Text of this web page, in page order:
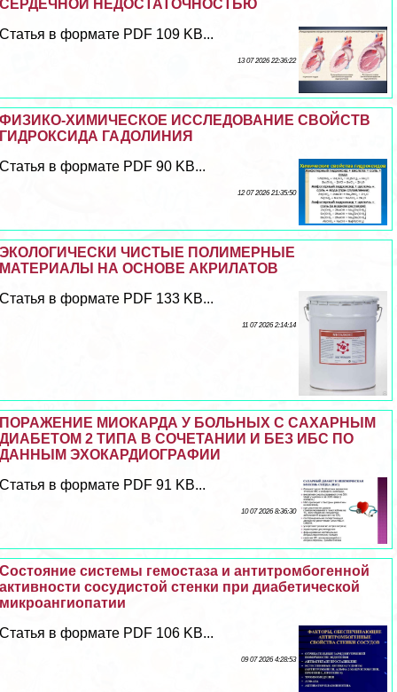
СЕРДЕЧНОЙ НЕДОСТАТОЧНОСТЬЮ
Статья в формате PDF 109 KB...
13 07 2026 22:36:22
ФИЗИКО-ХИМИЧЕСКОЕ ИССЛЕДОВАНИЕ СВОЙСТВ
ГИДРОКСИДА ГАДОЛИНИЯ
Статья в формате PDF 90 KB...
12 07 2026 21:35:50
ЭКОЛОГИЧЕСКИ ЧИСТЫЕ ПОЛИМЕРНЫЕ
МАТЕРИАЛЫ НА ОСНОВЕ АКРИЛАТОВ
Статья в формате PDF 133 KB...
11 07 2026 2:14:14
ПОРАЖЕНИЕ МИОКАРДА У БОЛЬНЫХ С САХАРНЫМ
ДИАБЕТОМ 2 ТИПА В СОЧЕТАНИИ И БЕЗ ИБС ПО
ДАННЫМ ЭХОКАРДИОГРАФИИ
Статья в формате PDF 91 KB...
10 07 2026 8:36:30
Состояние системы гемостаза и антитромбогенной
активности сосудистой стенки при диабетической
микроангиопатии
Статья в формате PDF 106 KB...
09 07 2026 4:28:53